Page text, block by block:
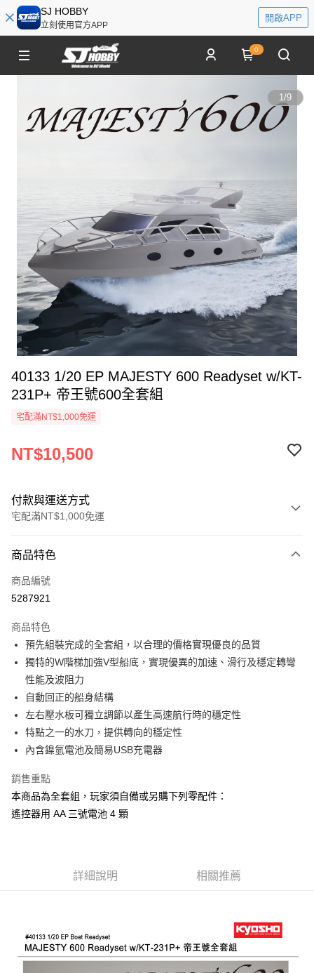
SJ HOBBY
立刻使用官方APP
開啟APP
0
1/9
40133 1/20 EP MAJESTY 600 Readyset w/KT-
231P+ 帝王號600全套組
宅配滿NT$1,000免運
NT$10,500
付款與運送方式
宅配滿NT$1,000免運
信用卡一次付款
信用卡分期付款
合作金庫商業銀行
華南商業銀行
彰化商業銀行
上海商業儲蓄銀行
台北富邦商業銀行
國泰世華商業銀行
臺灣中小企業銀行
匯豐（台灣）商業銀行
華泰商業銀行
聯邦商業銀行
遠東國際商業銀行
元大商業銀行
永豐商業銀行
玉山商業銀行
台灣樂天信用卡公司
6 期 0 利率 每期
華南商業銀行
彰化商業銀行
上海商業儲蓄銀行
國泰世華商業銀行
臺灣中小企業銀行
台中商業銀行
匯豐（台灣）商業銀行
華泰商業銀行
聯邦商業銀行
元大商業銀行
玉山商業銀行
台灣樂天信用卡公司
LINE Pay
Apple Pay
街口支付
悠遊付
ATM付款
每筆NT$80，滿NT$1,000(含以上)免運費
商品特色
商品編號
5287921
商品特色
預先組裝完成的全套組，以合理的價格實現優良的品質
獨特的W階梯加強V型船底，實現優異的加速、滑行及穩定轉彎
性能及波阻力
自動回正的船身結構
左右壓水板可獨立調節以產生高速航行時的穩定性
特點之一的水刀，提供轉向的穩定性
內含鎳氫電池及簡易USB充電器
銷售重點
本商品為全套組，玩家須自備或另購下列零配件：
遙控器用 AA 三號電池 4 顆
詳細說明 相關推薦